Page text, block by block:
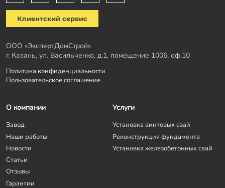
Клиентский сервис
ООО «ЭкспертДомСтрой»
г. Казань, ул. Васильченко, д.1, помещение 1006, оф.10
Политика конфиденциальности
Пользовательское соглашение
О компании
Завод
Наши работы
Новости
Статьи
Отзывы
Гарантии
Услуги
Установка винтовых свай
Реконструкция фундамента
Установка железобетонных свай